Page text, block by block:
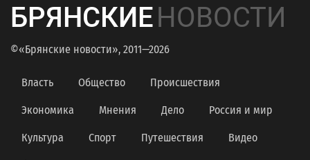
БРЯНСКИЕНОВОСТИ
©«Брянские новости», 2011—2026
Власть Общество Происшествия
Экономика Мнения Дело Россия и мир
Культура Спорт Путешествия Видео